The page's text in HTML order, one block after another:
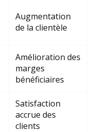
Augmentation
de la clientèle
Amélioration des
marges
bénéficiaires
Satisfaction
accrue des
clients